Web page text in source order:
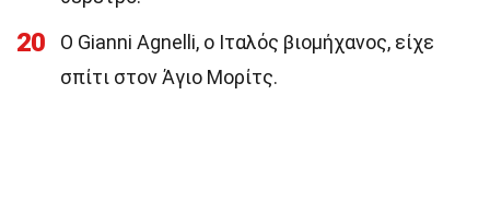
20
Ο Gianni Agnelli, ο Ιταλός βιομήχανος, είχε
σπίτι στον Άγιο Μορίτς.